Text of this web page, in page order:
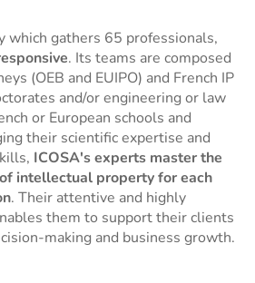
which gathers 65 professionals,
. Its teams are composed
(OEB and EUIPO) and French IP
and/or engineering or law
or European schools and
their scientific expertise and
ICOSA's experts master the
intellectual property for each
. Their attentive and highly
them to support their clients
making and business growth.